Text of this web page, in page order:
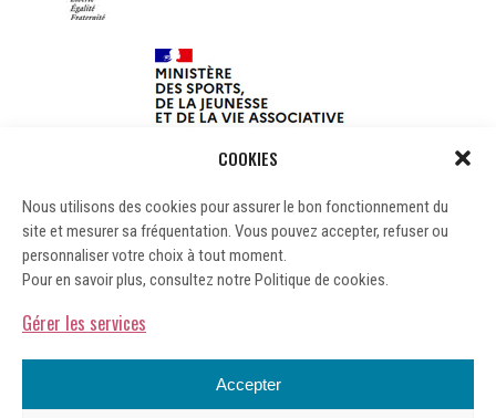
COOKIES
Nous utilisons des cookies pour assurer le bon fonctionnement du
site et mesurer sa fréquentation. Vous pouvez accepter, refuser ou
personnaliser votre choix à tout moment.
Pour en savoir plus, consultez notre Politique de cookies.
Gérer les services
Accepter